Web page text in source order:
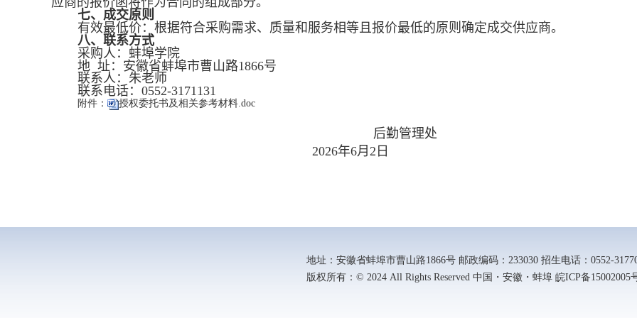
七、成交原则
有效最低价：根据符合采购需求、质量和服务相等且报价最低的原则确定成交供应商。
八、联系方式
采购人：蚌埠学院
地 址：安徽省蚌埠市曹山路1866号
联系人：朱老师
联系电话：0552-3171131
附件： 授权委托书及相关参考材料.doc
后勤管理处
2026年6月2 日
地址：安徽省蚌埠市曹山路1866号 邮政编码：233030 招生电话：0552-
版权所有：© 2024 All Rights Reserved 中国・安徽・蚌埠 皖ICP备15002005